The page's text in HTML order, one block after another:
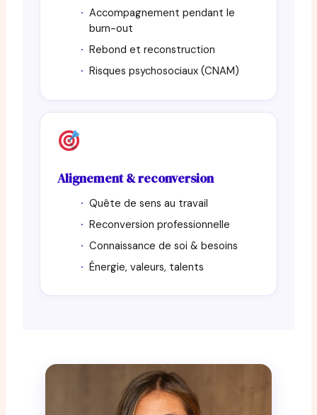
Accompagnement pendant le
burn-out
Rebond et reconstruction
Risques psychosociaux (CNAM)
Alignement & reconversion
Quête de sens au travail
Reconversion professionnelle
Connaissance de soi & besoins
Énergie, valeurs, talents